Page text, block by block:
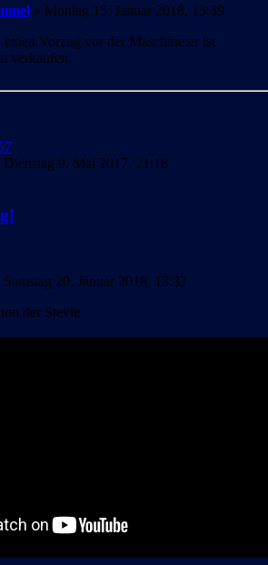
» Montag 15. Januar 2018, 13:39
Vorzug vor der Maschine:er ist
verkaufen
Dienstag 9. Mai 2017, 21:18
Samstag 20. Januar 2018, 13:32
der Stevie